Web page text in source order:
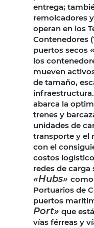
entrega;
remolcadores y
operan en los
Contenedores
puertos secos
los
mueven
de tamaño,
abarca la
trenes y
unidades de
transporte y el
con el
costos
redes de
«Hubs» como
Portuarios de
puertos
Port» que
vías férreas y